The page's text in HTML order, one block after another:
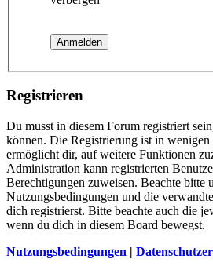
Registrieren
Du musst in diesem Forum registriert
können. Die Registrierung ist in
ermöglicht dir, auf weitere Funktionen
Administration kann registrierten
Berechtigungen zuweisen. Beachte bitte
Nutzungsbedingungen und die
dich registrierst. Bitte beachte auch die
wenn du dich in diesem Board bewegst.
Nutzungsbedingungen |